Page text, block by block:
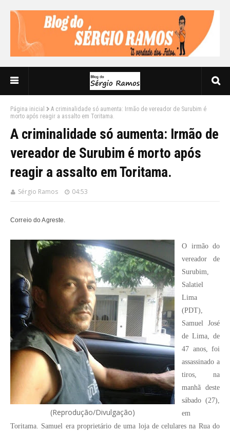
Página inicial
A criminalidade só aumenta: Irmão de vereador de Surubim é
morto após reagir a assalto em Toritama.
A criminalidade só aumenta: Irmão de
vereador de Surubim é morto após
reagir a assalto em Toritama.
Sérgio Ramos 04:53
Correio do Agreste.
(Reprodução/Divulgação)
O irmão do
vereador de
Surubim,
Salatiel
Lima
(PDT),
Samuel José
de Lima, de
47 anos, foi
assassinado a
tiros, na
manhã deste
sábado (27),
em
Toritama. Samuel era proprietário de uma loja de celulares na Rua do